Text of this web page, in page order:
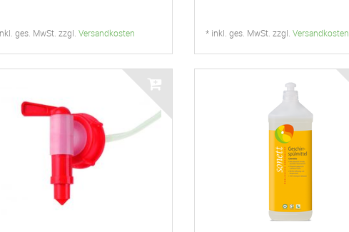
ges. MwSt. zzgl. Versandkosten * inkl. ges. MwSt. zzgl. Versandkosten